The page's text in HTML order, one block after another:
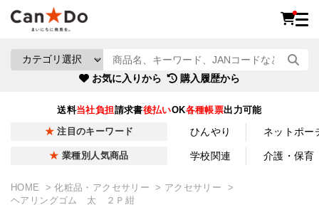
お気に入りから 購入履歴から
送料当社負担請求書後払いOK各種帳票出力可能
注目のキーワード ひんやり ネットポー
業種別人気商品 学校関連 介護・保育
HOME 化粧品・アクセサリー
アクセサリー
ヘアリングゴム 太 ２Ｐ紺